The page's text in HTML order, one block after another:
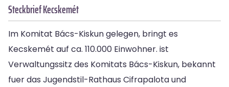
Steckbrief Kecskemét
Im Komitat Bács-Kiskun gelegen, bringt es
Kecskemét auf ca. 110.000 Einwohner. ist
Verwaltungssitz des Komitats Bács-Kiskun, bekannt
fuer das Jugendstil-Rathaus Cifrapalota und